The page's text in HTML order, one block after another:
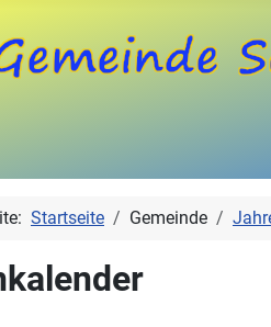
Startseite Gemeinde